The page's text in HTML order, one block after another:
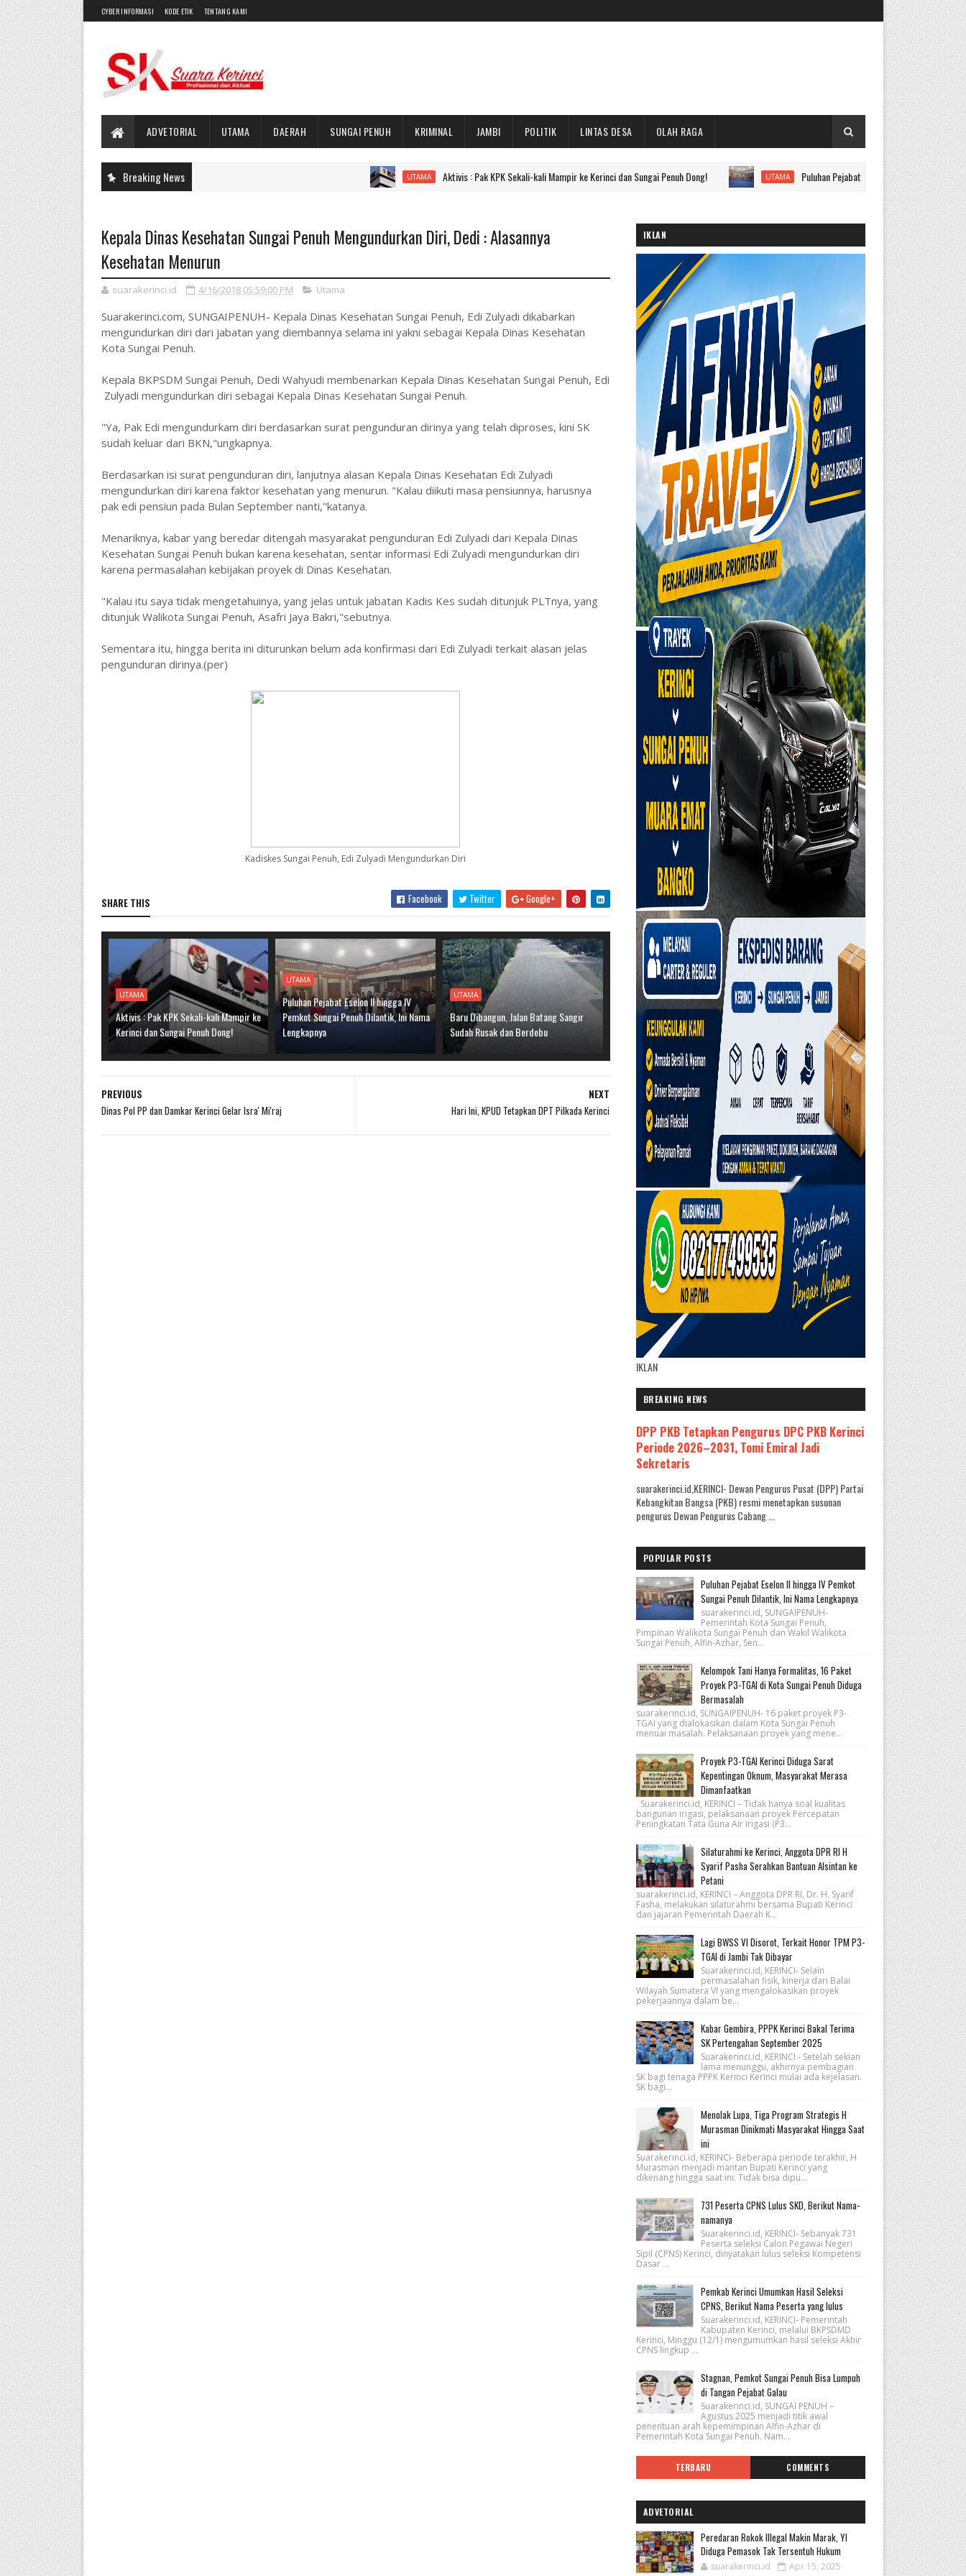
CYBER INFORMASI KODE ETIK TENTANG KAMI
ADVETORIAL UTAMA DAERAH SUNGAI PENUH KRIMINAL JAMBI POLITIK LINTAS DESA OLAH RAGA
Breaking News UTAMA Aktivis : Pak KPK Sekali-kali Mampir ke Kerinci dan Sungai Penuh Dong! UTAMA Puluhan Pejabat Eselon II hingga IV Pemkot Sungai
Kepala Dinas Kesehatan Sungai Penuh Mengundurkan Diri, Dedi : Alasannya
Kesehatan Menurun
suarakerinci.id 4/16/2018 05:59:00 PM Utama
Suarakerinci.com, SUNGAIPENUH- Kepala Dinas Kesehatan Sungai Penuh, Edi Zulyadi dikabarkan
mengundurkan diri dari jabatan yang diembannya selama ini yakni sebagai Kepala Dinas Kesehatan
Kota Sungai Penuh.
Kepala BKPSDM Sungai Penuh, Dedi Wahyudi membenarkan Kepala Dinas Kesehatan Sungai Penuh, Edi
Zulyadi mengundurkan diri sebagai Kepala Dinas Kesehatan Sungai Penuh.
"Ya, Pak Edi mengundurkam diri berdasarkan surat pengunduran dirinya yang telah diproses, kini SK
sudah keluar dari BKN,"ungkapnya.
Berdasarkan isi surat pengunduran diri, lanjutnya alasan Kepala Dinas Kesehatan Edi Zulyadi
mengundurkan diri karena faktor kesehatan yang menurun. "Kalau diikuti masa pensiunnya, harusnya
pak edi pensiun pada Bulan September nanti,"katanya.
Menariknya, kabar yang beredar ditengah masyarakat pengunduran Edi Zulyadi dari Kepala Dinas
Kesehatan Sungai Penuh bukan karena kesehatan, sentar informasi Edi Zulyadi mengundurkan diri
karena permasalahan kebijakan proyek di Dinas Kesehatan.
"Kalau itu saya tidak mengetahuinya, yang jelas untuk jabatan Kadis Kes sudah ditunjuk PLTnya, yang
ditunjuk Walikota Sungai Penuh, Asafri Jaya Bakri,"sebutnya.
Sementara itu, hingga berita ini diturunkan belum ada konfirmasi dari Edi Zulyadi terkait alasan jelas
pengunduran dirinya.(per)
Kadiskes Sungai Penuh, Edi Zulyadi Mengundurkan Diri
SHARE THIS Facebook Twitter Google+
UTAMA
Aktivis : Pak KPK Sekali-kali Mampir ke
Kerinci dan Sungai Penuh Dong!
UTAMA
Puluhan Pejabat Eselon II hingga IV
Pemkot Sungai Penuh Dilantik, Ini Nama
Lengkapnya
UTAMA
Baru Dibangun, Jalan Batang Sangir
Sudah Rusak dan Berdebu
NEXT
Hari Ini, KPUD Tetapkan DPT Pilkada Kerinci
PREVIOUS
Dinas Pol PP dan Damkar Kerinci Gelar Isra' Mi'raj
IKLAN
IKLAN
BREAKING NEWS
DPP PKB Tetapkan Pengurus DPC PKB Kerinci
Periode 2026–2031, Tomi Emiral Jadi
Sekretaris
suarakerinci.id,KERINCI- Dewan Pengurus Pusat (DPP) Partai
Kebangkitan Bangsa (PKB) resmi menetapkan susunan
pengurus Dewan Pengurus Cabang ...
POPULAR POSTS
Puluhan Pejabat Eselon II hingga IV Pemkot
Sungai Penuh Dilantik, Ini Nama Lengkapnya
suarakerinci.id, SUNGAIPENUH-
Pemerintah Kota Sungai Penuh,
Pimpinan Walikota Sungai Penuh dan Wakil Walikota
Sungai Penuh, Alfin-Azhar, Sen...
Kelompok Tani Hanya Formalitas, 16 Paket
Proyek P3-TGAI di Kota Sungai Penuh Diduga
Bermasalah
suarakerinci.id, SUNGAIPENUH- 16 paket proyek P3-
TGAI yang dialokasikan dalam Kota Sungai Penuh
menuai masalah. Pelaksanaan proyek yang mene...
Proyek P3-TGAI Kerinci Diduga Sarat
Kepentingan Oknum, Masyarakat Merasa
Dimanfaatkan
Suarakerinci.id, KERINCI – Tidak hanya soal kualitas
bangunan irigasi, pelaksanaan proyek Percepatan
Peningkatan Tata Guna Air Irigasi (P3...
Silaturahmi ke Kerinci, Anggota DPR RI H
Syarif Pasha Serahkan Bantuan Alsintan ke
Petani
suarakerinci.id, KERINCI – Anggota DPR RI, Dr. H. Syarif
Fasha, melakukan silaturahmi bersama Bupati Kerinci
dan jajaran Pemerintah Daerah K...
Lagi BWSS VI Disorot, Terkait Honor TPM P3-
TGAI di Jambi Tak Dibayar
Suarakerinci.id, KERINCI- Selain
permasalahan fisik, kinerja dari Balai
Wilayah Sumatera VI yang mengalokasikan proyek
pekerjaannya dalam be...
Kabar Gembira, PPPK Kerinci Bakal Terima
SK Pertengahan September 2025
Suarakerinci.id, KERINCI - Setelah sekian
lama menunggu, akhirnya pembagian
SK bagi tenaga PPPK Kerinci Kerinci mulai ada kejelasan.
SK bagi...
Menolak Lupa, Tiga Program Strategis H
Murasman Dinikmati Masyarakat Hingga Saat
ini
Suarakerinci.id, KERINCI- Beberapa periode terakhir, H
Murasman menjadi mantan Bupati Kerinci yang
dikenang hingga saat ini. Tidak bisa dipu...
731 Peserta CPNS Lulus SKD, Berikut Nama-
namanya
Suarakerinci.id, KERINCI- Sebanyak 731
Peserta seleksi Calon Pegawai Negeri
Sipil (CPNS) Kerinci, dinyatakan lulus seleksi Kompetensi
Dasar ...
Pemkab Kerinci Umumkan Hasil Seleksi
CPNS, Berikut Nama Peserta yang lulus
Suarakerinci.id, KERINCI- Pemerintah
Kabupaten Kerinci, melalui BKPSDMD
Kerinci, Minggu (12/1) mengumumkan hasil seleksi Akhir
CPNS lingkup ...
Stagnan, Pemkot Sungai Penuh Bisa Lumpuh
di Tangan Pejabat Galau
Suarakerinci.id, SUNGAI PENUH –
Agustus 2025 menjadi titik awal
penentuan arah kepemimpinan Alfin-Azhar di
Pemerintah Kota Sungai Penuh. Nam...
TERBARU COMMENTS
ADVETORIAL
Peredaran Rokok Illegal Makin Marak, YI
Diduga Pemasok Tak Tersentuh Hukum
suarakerinci.id Apr 15, 2025